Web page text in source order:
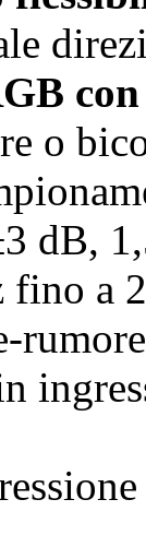
o
dB,
fino a